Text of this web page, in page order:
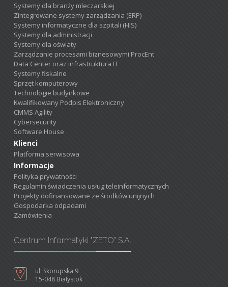
Systemy dla branży mleczarskiej
Zintegrowane systemy zarządzania (ERP)
Systemy informatyczne dla szpitali (HIS)
Systemy dla administracji
Systemy dla oświaty
Zarządzanie procesami biznesowymi ProcEnt
Data Center oraz infrastruktura IT
Systemy fiskalne
Sprzęt komputerowy
Technologie budynkowe
Kwalifikowany Podpis Elektroniczny
CMMS Agility
Cybersecurity
Software House
Klienci
Platforma serwisowa
Informacje
Polityka prywatności
Regulamin świadczenia usług teleinformatycznych
Projekty dofinansowane ze środków unijnych
Gospodarka odpadami
Zamówienia
Centrum Informatyki "ZETO" S.A.
ul. Skorupska 9
15-048 Białystok